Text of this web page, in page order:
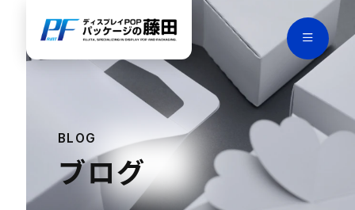
BLOG
ブログ